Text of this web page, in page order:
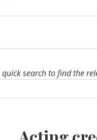
quick search to find the